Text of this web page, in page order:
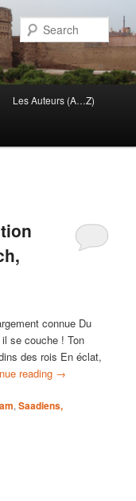
Les Auteurs (A…Z)
connue Du
se couche ! Ton
des rois En éclat,
reading →
,Saadiens,